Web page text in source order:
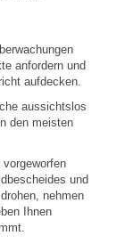
anfordern und
aufdecken.
aussichtslos
den meisten
und
nehmen
Ihnen